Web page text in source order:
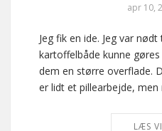
apr 10,
Jeg fik en ide. Jeg var
kartoffelbåde kunne
dem en større overflade.
er lidt et pillearbejde,
LÆS